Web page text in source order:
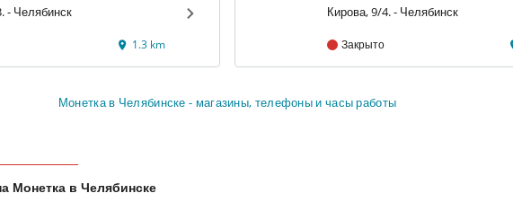
Салютная, 23. - Челябинск
1.3 km
Кирова, 9/4. - Челябинск
Закрыто
Монетка в Челябинске - магазины, телефоны и часы работы
Монетка в Челябинске